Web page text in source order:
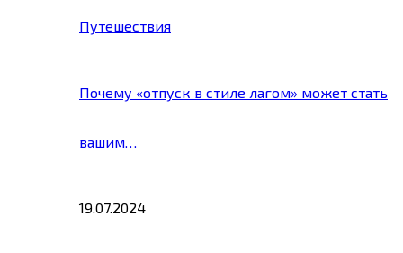
Путешествия
Почему «отпуск в стиле лагом» может стать
вашим…
19.07.2024